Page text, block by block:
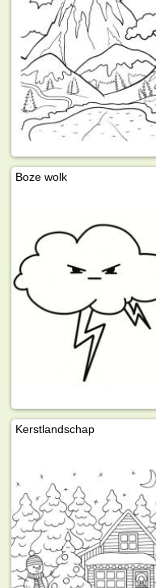
Boze wolk
Kerstlandschap